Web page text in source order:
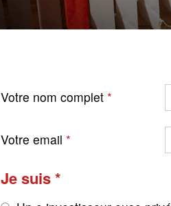
Votre nom complet
Votre email
Je suis